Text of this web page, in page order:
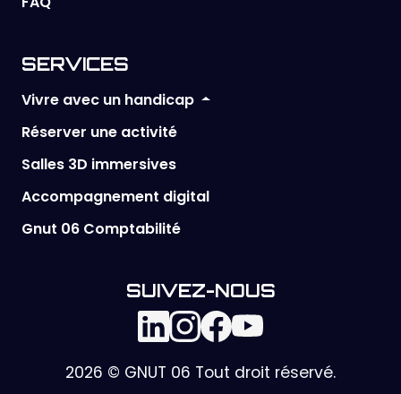
SERVICES
Vivre avec un handicap
Réserver une activité
Salles 3D immersives
Accompagnement digital
Gnut 06 Comptabilité
SUIVEZ-NOUS
2026 © GNUT 06 Tout droit réservé.